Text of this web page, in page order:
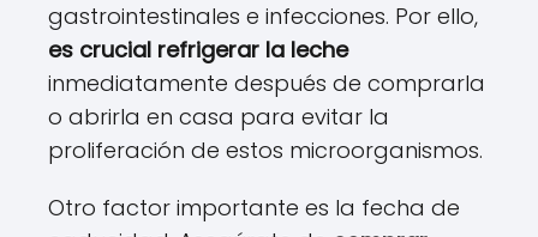
gastrointestinales e infecciones. Por ello,
es crucial refrigerar la leche
inmediatamente después de comprarla
o abrirla en casa para evitar la
proliferación de estos microorganismos.
Otro factor importante es la fecha de